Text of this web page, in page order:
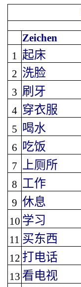
Zeichen
1 起床
2 洗脸
3 刷牙
4 穿衣服
5 喝水
6 吃饭
7
上厕所
8 工作
9 休息
10 学习
11 买东西
12 打电话
13 看电视